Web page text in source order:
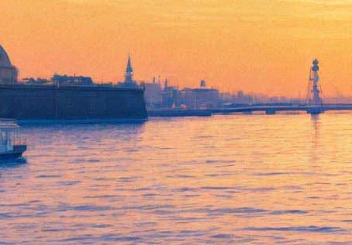
Лариса Рубальская.
Творческий вечер «Живи
спокойно, страна!»